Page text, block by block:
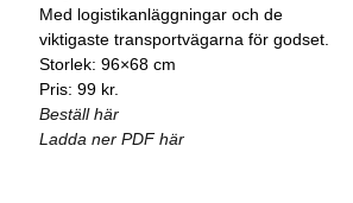
Med logistikanläggningar och de
viktigaste transportvägarna för godset.
Storlek: 96×68 cm
Pris: 99 kr.
Beställ här
Ladda ner PDF här